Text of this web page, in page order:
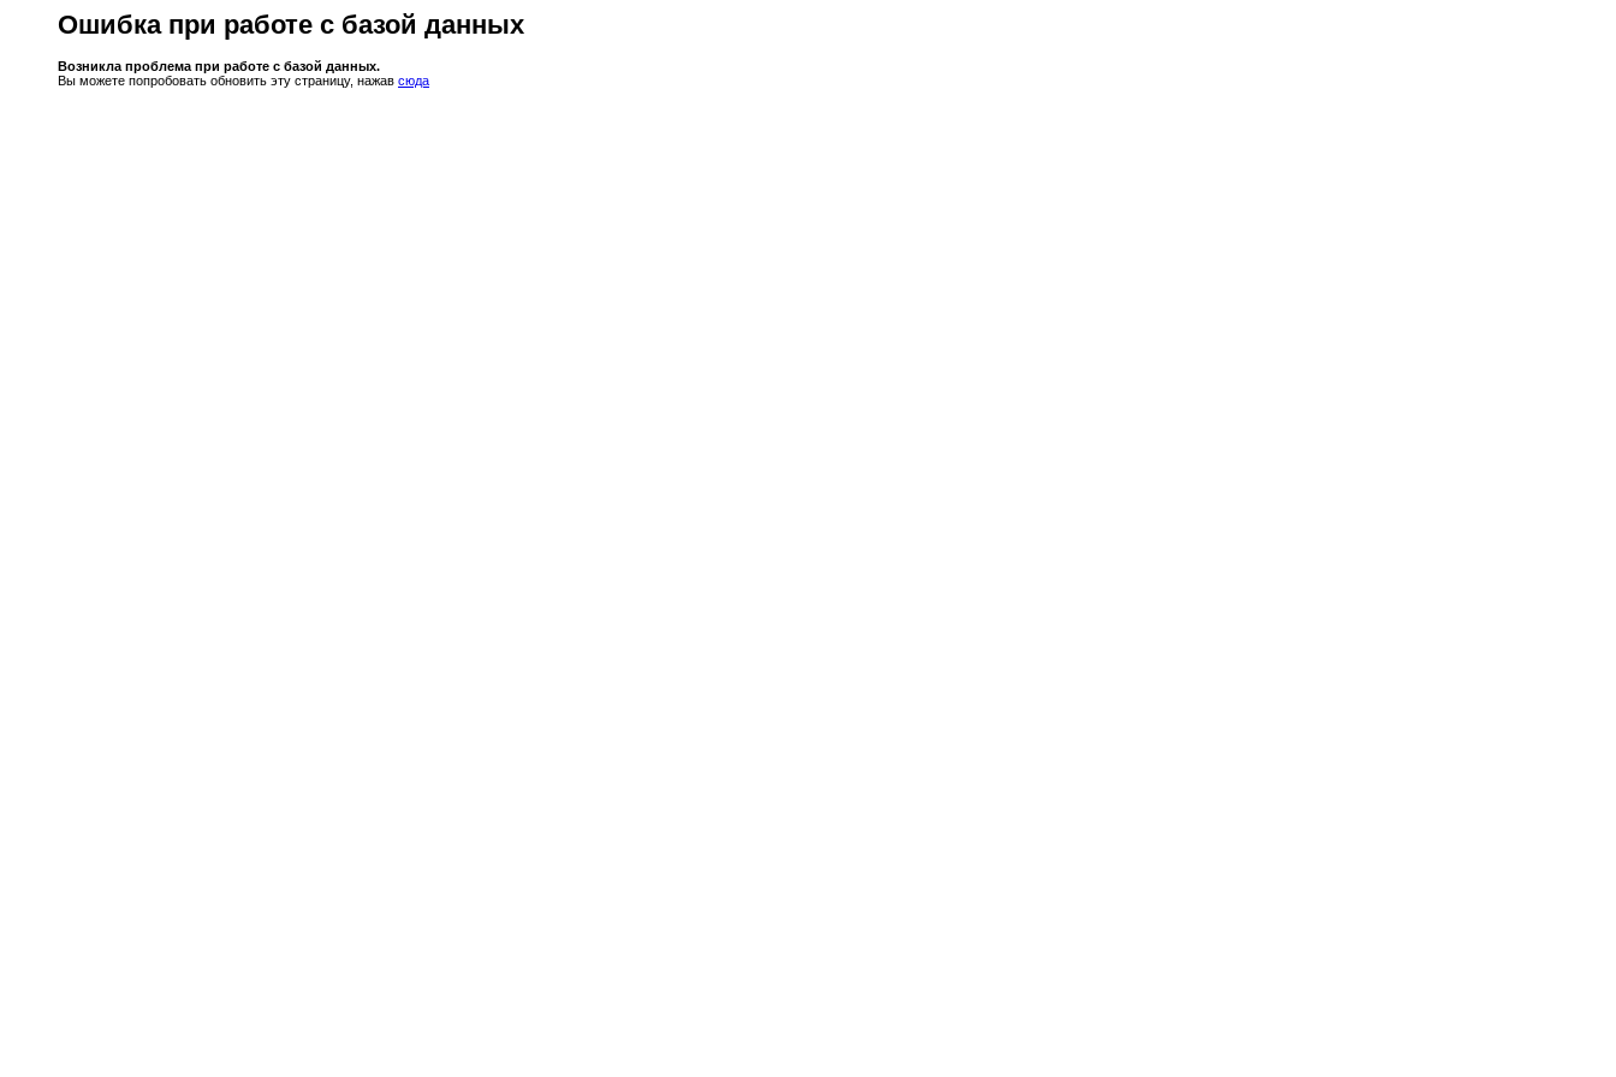
Ошибка при работе с базой данных
Возникла проблема при работе с базой данных.
Вы можете попробовать обновить эту страницу, нажав сюда